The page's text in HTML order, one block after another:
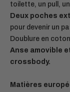
toilette, un pull,
Deux poches
pour devenir un
Doublure en
Anse amovible
crossbody.
Matières